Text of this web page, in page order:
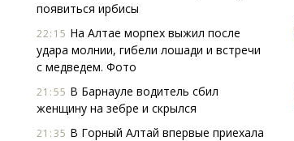
появиться ирбисы
22:15 На Алтае морпех выжил после
удара молнии, гибели лошади и встречи
с медведем. Фото
21:55 В Барнауле водитель сбил
женщину на зебре и скрылся
21:35 В Горный Алтай впервые приехала